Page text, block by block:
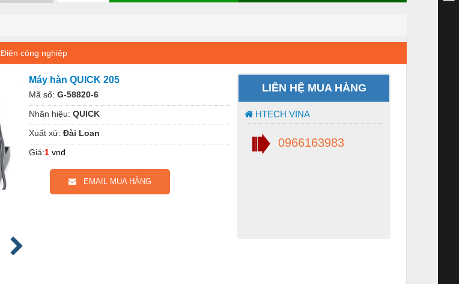
Điện công nghiệp
Máy hàn QUICK 205
Mã số: G-58820-6
Nhãn hiệu: QUICK
Xuất xứ: Đài Loan
Giá:1 vnđ
EMAIL MUA HÀNG
LIÊN HỆ MUA HÀNG
HTECH VINA
0966163983